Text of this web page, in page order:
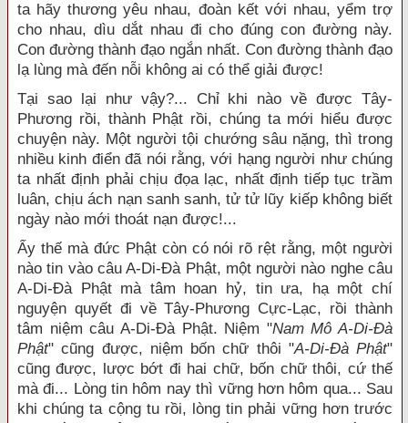
ta hãy thương yêu nhau, đoàn kết với nhau, yểm trợ
cho nhau, dìu dắt nhau đi cho đúng con đường này.
Con đường thành đạo ngắn nhất. Con đường thành đạo
lạ lùng mà đến nỗi không ai có thể giải được!
Tại sao lại như vậy?... Chỉ khi nào về được Tây-
Phương rồi, thành Phật rồi, chúng ta mới hiểu được
chuyện này. Một người tội chướng sâu nặng, thì trong
nhiều kinh điển đã nói rằng, với hạng người như chúng
ta nhất định phải chịu đọa lạc, nhất định tiếp tục trầm
luân, chịu ách nạn sanh sanh, tử tử lũy kiếp không biết
ngày nào mới thoát nạn được!...
Ấy thế mà đức Phật còn có nói rõ rệt rằng, một người
nào tin vào câu A-Di-Đà Phật, một người nào nghe câu
A-Di-Đà Phật mà tâm hoan hỷ, tin ưa, hạ một chí
nguyện quyết đi về Tây-Phương Cực-Lạc, rồi thành
tâm niệm câu A-Di-Đà Phật. Niệm "Nam Mô A-Di-Đà
Phật" cũng được, niệm bốn chữ thôi "A-Di-Đà Phật"
cũng được, lược bớt đi hai chữ, bốn chữ thôi, cứ thế
mà đi... Lòng tin hôm nay thì vững hơn hôm qua... Sau
khi chúng ta cộng tu rồi, lòng tin phải vững hơn trước